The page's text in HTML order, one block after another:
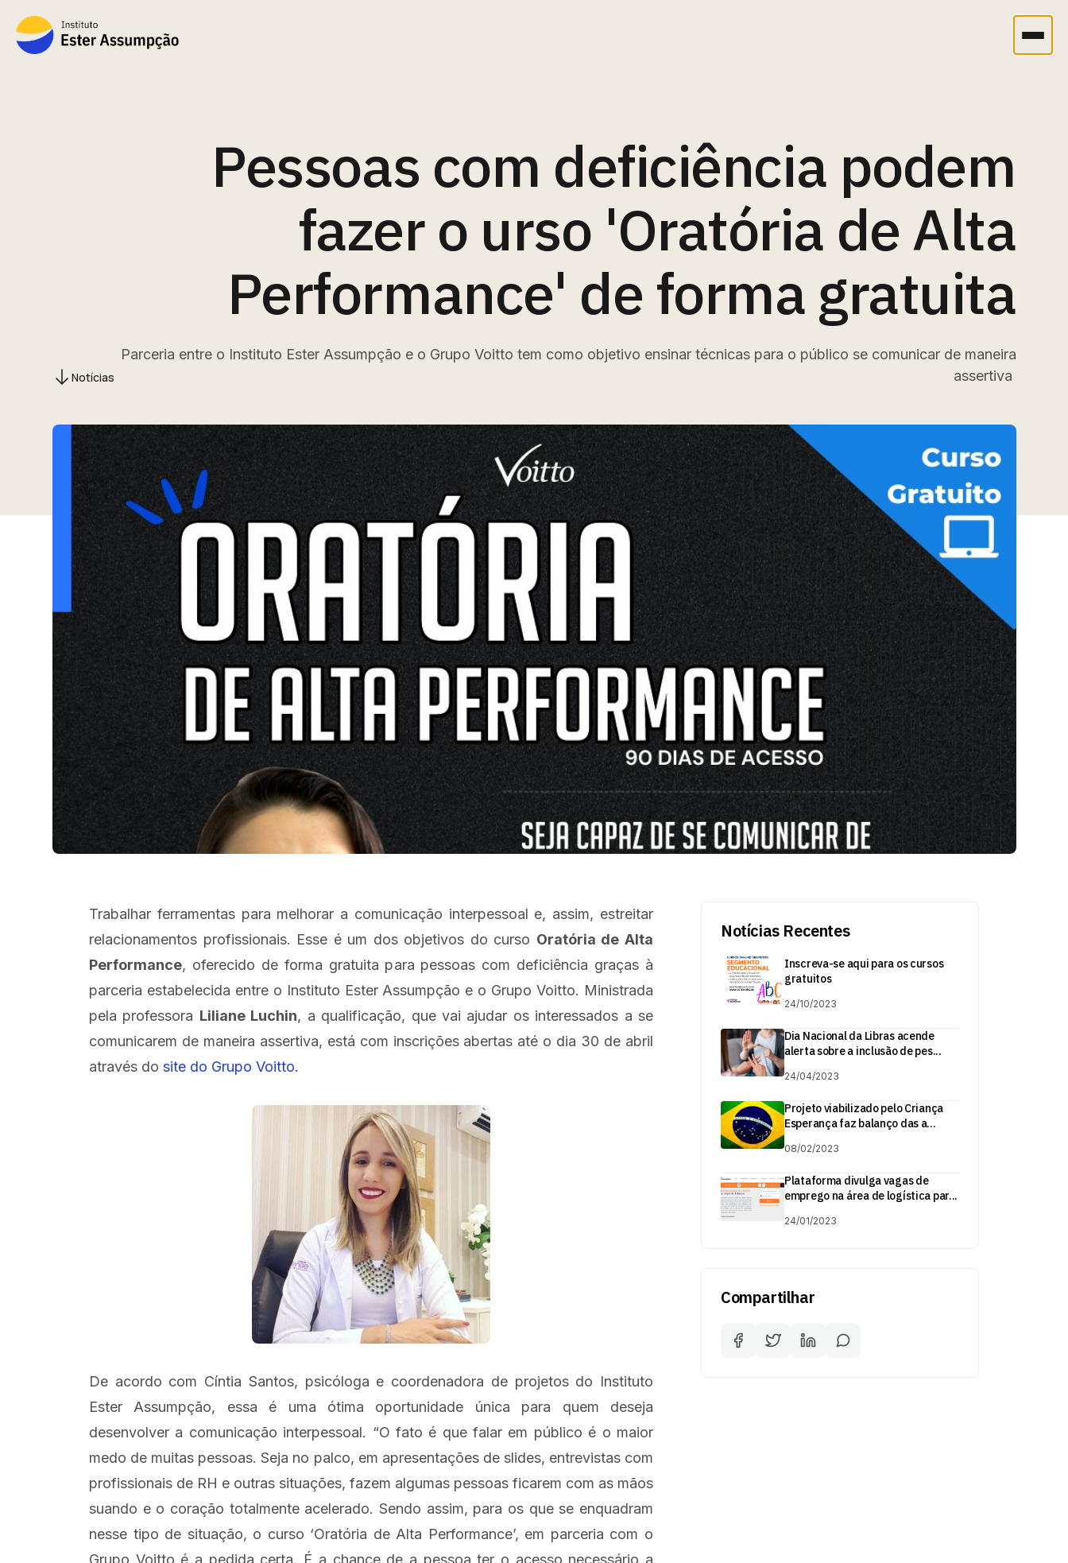
Pessoas com deficiência podem
fazer o urso 'Oratória de Alta
Performance' de forma gratuita
Parceria entre o Instituto Ester Assumpção e o Grupo Voitto tem como objetivo ensinar técnicas para o público se comunicar de maneira
assertiva
Notícias
Trabalhar ferramentas para melhorar a comunicação interpessoal e, assim, estreitar
relacionamentos profissionais. Esse é um dos objetivos do curso Oratória de Alta
Performance, oferecido de forma gratuita para pessoas com deficiência graças à
parceria estabelecida entre o Instituto Ester Assumpção e o Grupo Voitto. Ministrada
pela professora Liliane Luchin, a qualificação, que vai ajudar os interessados a se
comunicarem de maneira assertiva, está com inscrições abertas até o dia 30 de abril
através do site do Grupo Voitto.
De acordo com Cíntia Santos, psicóloga e coordenadora de projetos do Instituto
Ester Assumpção, essa é uma ótima oportunidade única para quem deseja
desenvolver a comunicação interpessoal. “O fato é que falar em público é o maior
medo de muitas pessoas. Seja no palco, em apresentações de slides, entrevistas com
profissionais de RH e outras situações, fazem algumas pessoas ficarem com as mãos
suando e o coração totalmente acelerado. Sendo assim, para os que se enquadram
nesse tipo de situação, o curso ‘Oratória de Alta Performance’, em parceria com o
Grupo Voitto é a pedida certa. É a chance de a pessoa ter o acesso necessário a
Notícias Recentes
Inscreva-se aqui para os cursos
gratuitos
24/10/2023
Dia Nacional da Libras acende
alerta sobre a inclusão de pes...
24/04/2023
Projeto viabilizado pelo Criança
Esperança faz balanço das a...
08/02/2023
Plataforma divulga vagas de
emprego na área de logística par...
24/01/2023
Compartilhar